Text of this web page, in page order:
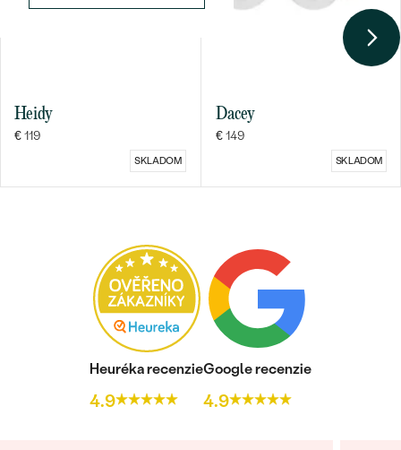
Heidy
€ 119
SKLADOM
Dacey
€ 149
SKLADOM
Heuréka recenzie
4.9
Google recenzie
4.9